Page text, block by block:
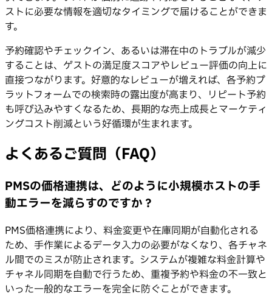
ストに必要な情報を適切なタイミングで届けることができま
す。
予約確認やチェックイン、あるいは滞在中のトラブルが減少
することは、ゲストの満足度スコアやレビュー評価の向上に
直接つながります。好意的なレビューが増えれば、各予約プ
ラットフォームでの検索時の露出度が高まり、リピート予約
も呼び込みやすくなるため、長期的な売上成長とマーケティ
ングコスト削減という好循環が生まれます。
よくあるご質問（FAQ）
PMSの価格連携は、どのように小規模ホストの手
動エラーを減らすのですか？
PMS価格連携により、料金変更や在庫同期が自動化される
ため、手作業によるデータ入力の必要がなくなり、各チャネ
ル間でのミスが防止されます。システムが複雑な料金計算や
チャネル同期を自動で行うため、重複予約や料金の不一致と
いった一般的なエラーを完全に防ぐことができます。